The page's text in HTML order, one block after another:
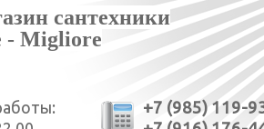
сантехники
- Migliore
+7 (985) 119-